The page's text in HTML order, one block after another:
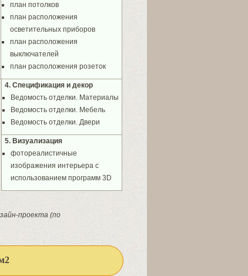
план потолков
план расположения
осветительных приборов
план расположения
выключателей
план расположения розеток
4. Спецификация и декор
Ведомость отделки. Материалы
Ведомость отделки. Мебель
Ведомость отделки. Двери
5. Визуализация
фотореалистичные
изображения интерьера с
использованием программ 3D
проекта (по
2